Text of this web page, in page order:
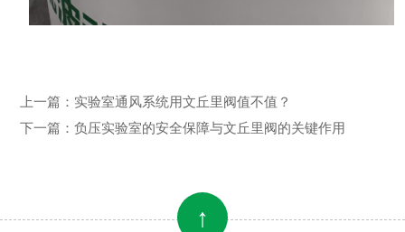
上一篇： 实验室通风系统用文丘里阀值不值？
下一篇： 负压实验室的安全保障与文丘里阀的关键作用
↑